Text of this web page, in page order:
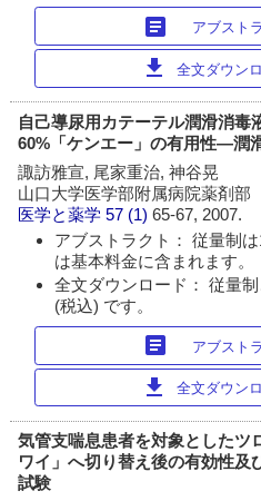
article アブスト
download 全文ダウン
自己導尿用カテーテル潤滑消毒
60%「ケンエー」の有用性―潤
諏訪雅宣, 尾家重治, 神谷晃
山口大学医学部附属病院薬剤部
医学と薬学 57 (1)65-67, 2007.
アブストラクト： 従量制
は基本料金に含まれます。
全文ダウンロード： 従量
(税込) です。
article アブスト
download 全文ダウン
気管支喘息患者を対象としたツ
ワイ」へ切り替え後の有効性及
試験